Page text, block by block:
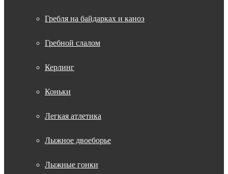
Гребля на байдарках и каноэ
Гребной слалом
Керлинг
Коньки
Легкая атлетика
Лыжное двоеборье
Лыжные гонки